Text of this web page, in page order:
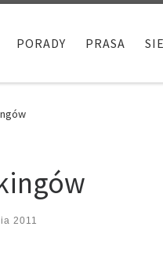
PORADY PRASA
2011